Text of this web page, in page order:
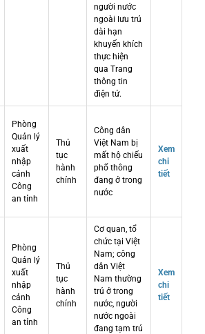
người nước
ngoài lưu trú
dài hạn
khuyến khích
thực hiện
qua Trang
thông tin
điện tử.
Phòng
Quản lý
xuất
nhập
cảnh
Công
an tỉnh
Thủ
tục
hành
chính
Công dân
Việt Nam bị
mất hộ chiếu
phổ thông
đang ở trong
nước
Xem
chi
tiết
Phòng
Quản lý
xuất
nhập
cảnh
Công
an tỉnh
Thủ
tục
hành
chính
Cơ quan, tổ
chức tại Việt
Nam; công
dân Việt
Nam thường
trú ở trong
nước, người
nước ngoài
đang tạm trú
Xem
chi
tiết